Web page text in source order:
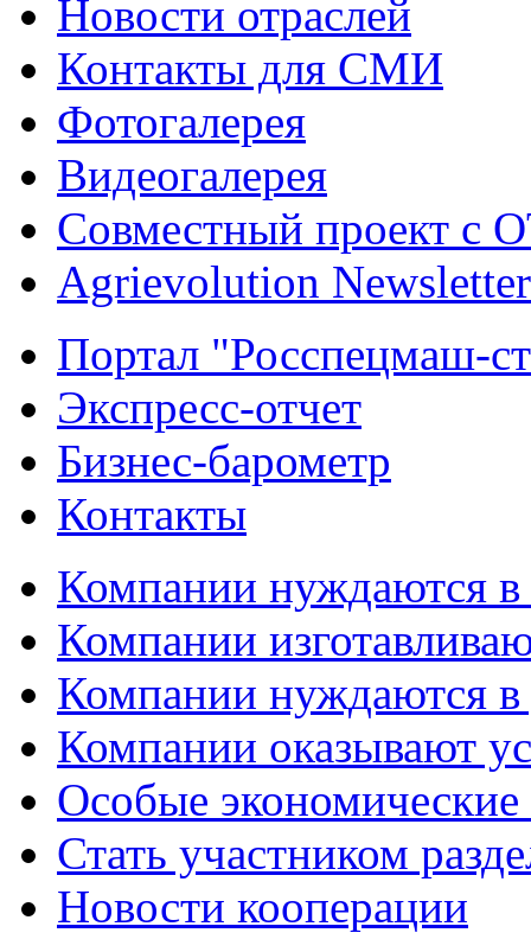
Новости отраслей
Контакты для СМИ
Фотогалерея
Видеогалерея
Совместный проект с
Agrievolution Newsletter
Портал "Росспецмаш-
Экспресс-отчет
Бизнес-барометр
Контакты
Компании нуждаются в
Компании
Компании нуждаются в
Компании оказывают
Особые
Стать участником
Новости кооперации